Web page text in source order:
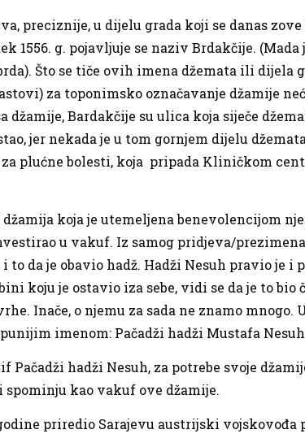
preciznije, u dijelu grada koji se danas
1556. g. pojavljuje se naziv Brdakčije.
Što se tiče ovih imena džemata ili dijela
za toponimsko označavanje džamije
džamije, Bardakčije su ulica koja siječe
jer nekada je u tom gornjem dijelu
za plućne bolesti, koja pripada Kliničkom
koja je utemeljena benevolencijom
u vakuf. Iz samog pridjeva/
da je obavio hadž. Hadži Nesuh pravio je i
koju je ostavio iza sebe, vidi se da je to
Inače, o njemu za sada ne znamo mnogo.
imenom: Pačadži hadži Mustafa
hadži Nesuh, za potrebe svoje
spominju kao vakuf ove džamije.
priredio Sarajevu austrijski